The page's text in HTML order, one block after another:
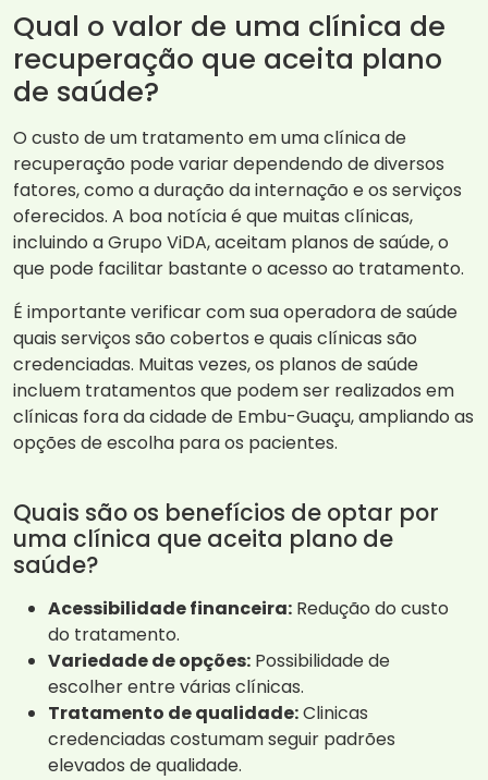
Qual o valor de uma clínica de
recuperação que aceita plano
de saúde?
O custo de um tratamento em uma clínica de
recuperação pode variar dependendo de diversos
fatores, como a duração da internação e os serviços
oferecidos. A boa notícia é que muitas clínicas,
incluindo a Grupo ViDA, aceitam planos de saúde, o
que pode facilitar bastante o acesso ao tratamento.
É importante verificar com sua operadora de saúde
quais serviços são cobertos e quais clínicas são
credenciadas. Muitas vezes, os planos de saúde
incluem tratamentos que podem ser realizados em
clínicas fora da cidade de Embu-Guaçu, ampliando as
opções de escolha para os pacientes.
Quais são os benefícios de optar por
uma clínica que aceita plano de
saúde?
Acessibilidade financeira: Redução do custo
do tratamento.
Variedade de opções: Possibilidade de
escolher entre várias clínicas.
Tratamento de qualidade:Clinicas
credenciadas costumam seguir padrões
elevados de qualidade.